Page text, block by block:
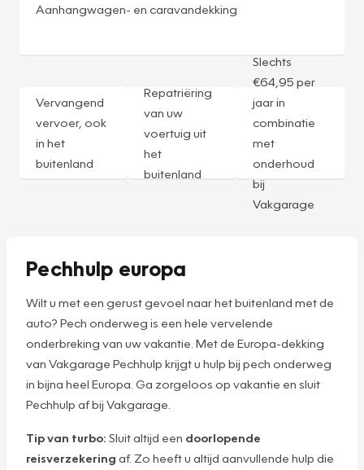
Aanhangwagen- en caravandekking
Vervangend
vervoer, ook
in het
buitenland
Repatriëring
van uw
voertuig uit
het
buitenland
Slechts
€64,95 per
jaar in
combinatie
met
onderhoud
bij
Vakgarage
Pechhulp europa
Wilt u met een gerust gevoel naar het buitenland met de
auto? Pech onderweg is een hele vervelende
onderbreking van uw vakantie. Met de Europa-dekking
van Vakgarage Pechhulp krijgt u hulp bij pech onderweg
in bijna heel Europa. Ga zorgeloos op vakantie en sluit
Pechhulp af bij Vakgarage.
Tip van turbo: Sluit altijd een doorlopende
reisverzekering af. Zo heeft u altijd aanvullende hulp die